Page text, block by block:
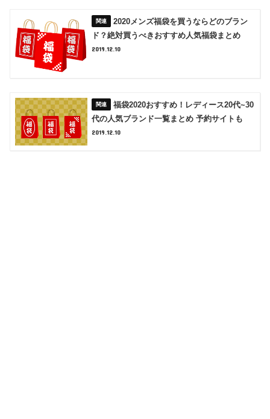
2020メンズ福袋を買うならどのブラン
ド？絶対買うべきおすすめ人気福袋まとめ
2019.12.10
福袋2020おすすめ！レディース20代~30
代の人気ブランド一覧まとめ 予約サイトも
2019.12.10